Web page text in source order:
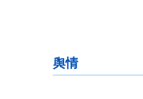
舆情